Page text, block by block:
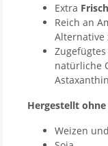
Extra
Reich an
Alternative
natürliche
Astaxanthin
Hergestellt
Weizen